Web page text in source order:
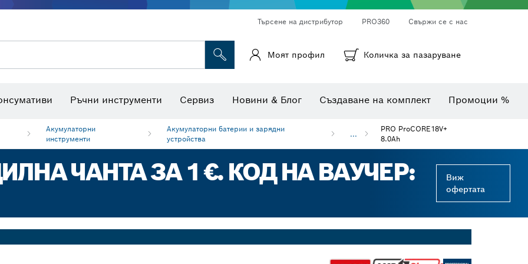
Търсене на дистрибутор PRO360 Свържи се с нас
Моят профил Количка за пазаруване
Ръчни инструменти Сервиз Новини & Блог Създаване на комплект Промоции %
Акумулаторни
инструменти
Акумулаторни батeрии и зарядни
устройства
...
PRO ProCORE18V+
8.0Ah
ЧАНТА ЗА 1 €. КОД НА ВАУЧЕР:
Виж
офертата